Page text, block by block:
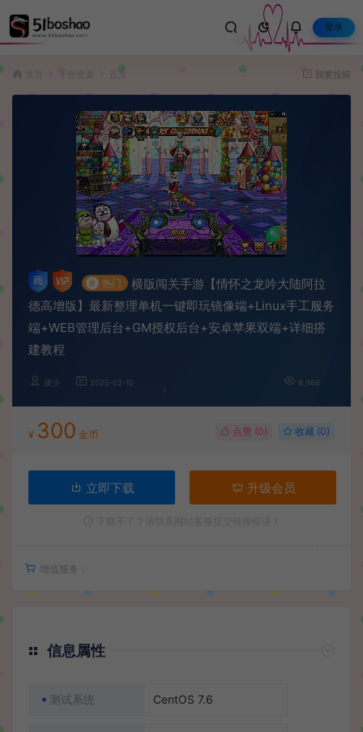
登录
手游资源 正文 我要投稿
# 热门
横版闯关手游【情怀之龙吟大陆阿拉
德高增版】最新整理单机一键即玩镜像端+Linux手工服务
端+WEB管理后台+GM授权后台+安卓苹果双端+详细搭
建教程
波少 2025-02-10 8,986
¥ 300 金币 点赞 (0) 收藏 (0)
立即下载 升级会员
增值服务：
信息属性
测试系统 CentOS 7.6